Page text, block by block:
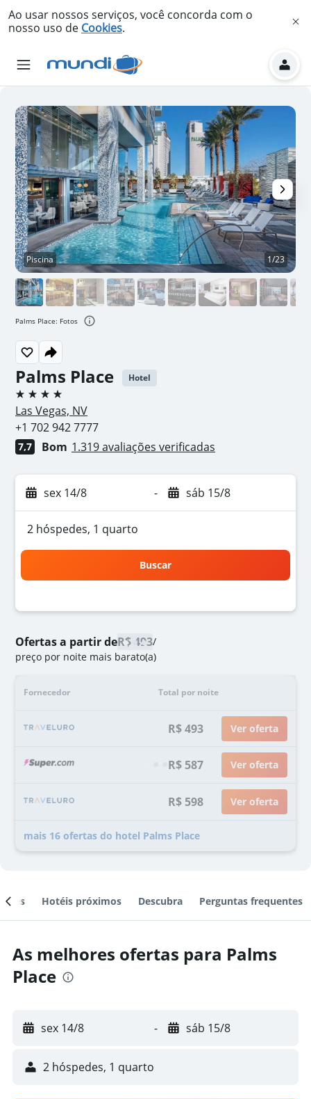
Ao usar nossos serviços, você concorda com o
nosso uso de Cookies.
Palms Place Hotel
4 estrelas
Las Vegas, NV
+1 702 942 7777
7,7 Bom 1.319 avaliações verificadas
sex 14/8 - sáb 15/8
2 hóspedes, 1 quarto
Buscar
Ofertas a partir deR$ 493/
preço por noite mais barato(a)
Fornecedor Total por noite
R$ 493 Ver oferta
R$ 587 Ver oferta
R$ 598 Ver oferta
mais 16 ofertas do hotel Palms Place
Piscina 1/23
Palms Place: Fotos
Hotéis próximos Descubra Perguntas frequentes
As melhores ofertas para Palms
Place
sex 14/8 - sáb 15/8
2 hóspedes, 1 quarto